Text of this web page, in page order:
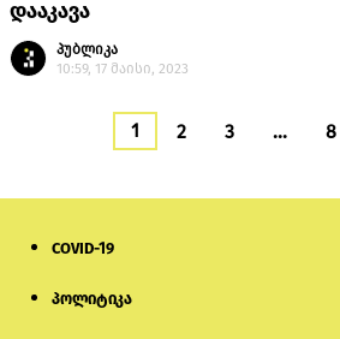
დააკავა
პუბლიკა
10:59, 17 მაისი, 2023
1 2 3 … 8
COVID-19
პოლიტიკა